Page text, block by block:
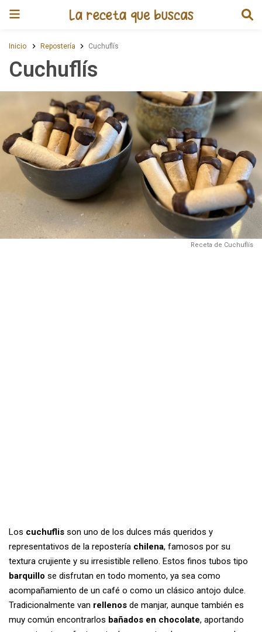
Inicio Repostería Cuchuflís
Cuchuflís
Receta de Cuchuflís
Los cuchuflis son uno de los dulces más queridos y
representativos de la repostería chilena, famosos por su
textura crujiente y su irresistible relleno. Estos finos tubos tipo
barquillo se disfrutan en todo momento, ya sea como
acompañamiento de un café o como un clásico antojo dulce.
Tradicionalmente van rellenos de manjar, aunque también es
muy común encontrarlos bañados en chocolate, aportando